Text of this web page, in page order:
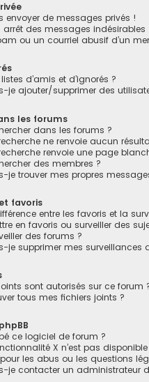
envoyer de messages privés !
arrêt des messages indésirables
ou un courriel abusif d’un
d’amis et d’ignorés ?
je ajouter/supprimer des
les forums
dans les forums ?
ne renvoie aucun
renvoie une page
des membres ?
je trouver mes propres
favoris
entre les favoris et la
en favoris ou surveiller des
des forums ?
je supprimer mes surveillances
sont autorisés sur ce forum
tous mes fichiers joints ?
ce logiciel de forum ?
X n’est pas disponible
les abus ou les questions
je contacter un administrateur